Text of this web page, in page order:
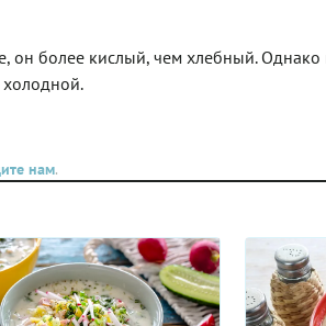
он более кислый, чем хлебный.
холодной.
нам.